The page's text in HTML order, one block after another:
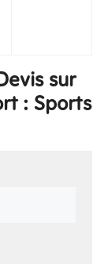
sur
: Sports